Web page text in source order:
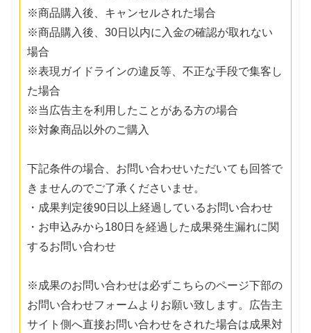
※商品購入後、キャンセルされた場合
※商品購入後、30日以内に入金の確認が取れない
場合
※表現ガイドラインの違反等、不正な手段で集客し
た場合
※当広告主を利用したことがある方の場合
※対象商品以外のご購入
下記条件の場合、お問い合わせいただいても回答で
きませんのでご了承くださいませ。
・成果判定後90日以上経過しているお問い合わせ
・お申込みから180日を経過した成果発生漏れに関
するお問い合わせ
※成果のお問い合わせは必ずこちらのページ下部の
お問い合わせフォームよりお願い致します。広告主
サイト側へ直接お問い合わせをされた場合は成果対